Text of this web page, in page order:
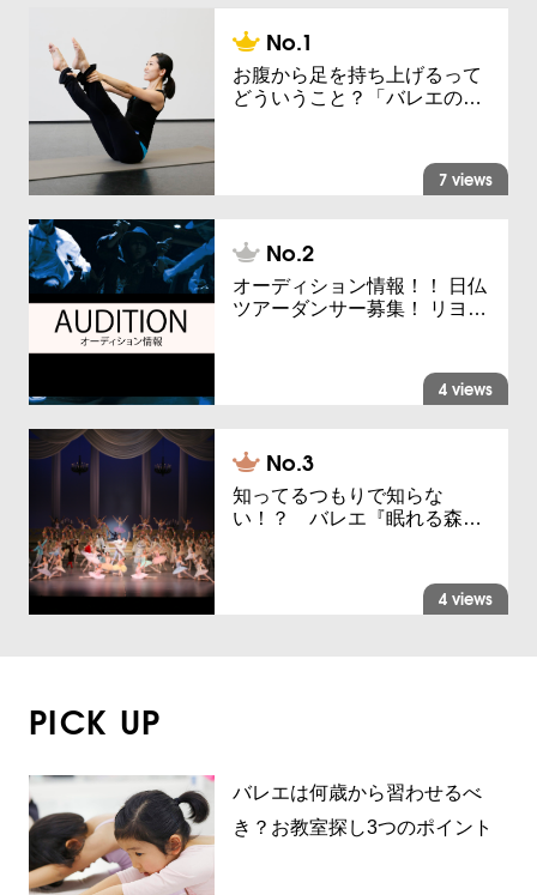
お腹から足を持ち上げるって
どういうこと？「バレエの…
7 views
オーディション情報！！ 日仏
ツアーダンサー募集！ リヨ…
4 views
知ってるつもりで知らな
い！？ バレエ『眠れる森…
4 views
PICK UP
バレエは何歳から習わせるべ
き？お教室探し3つのポイント